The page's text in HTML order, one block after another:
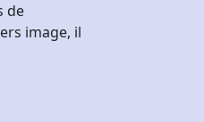
de
image, il